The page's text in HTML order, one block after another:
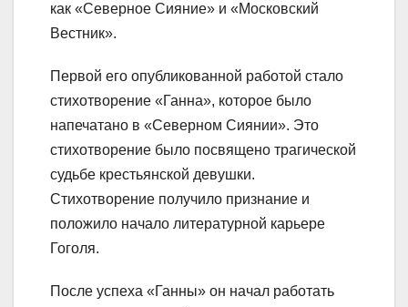
как «Северное Сияние» и «Московский
Вестник».
Первой его опубликованной работой стало
стихотворение «Ганна», которое было
напечатано в «Северном Сиянии». Это
стихотворение было посвящено трагической
судьбе крестьянской девушки.
Стихотворение получило признание и
положило начало литературной карьере
Гоголя.
После успеха «Ганны» он начал работать